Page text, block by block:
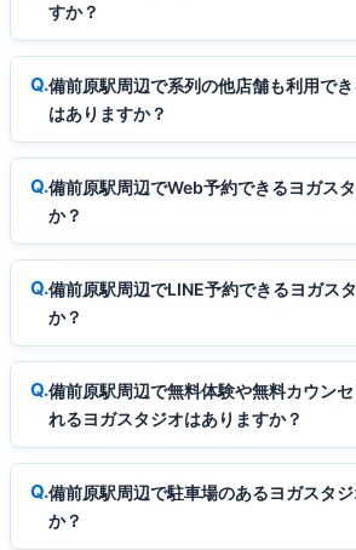
すか？
備前原駅周辺で系列の他店舗も利用で
はありますか？
備前原駅周辺でWeb予約できるヨガス
か？
備前原駅周辺でLINE予約できるヨガス
か？
備前原駅周辺で無料体験や無料カウン
れるヨガスタジオはありますか？
備前原駅周辺で駐車場のあるヨガスタ
か？